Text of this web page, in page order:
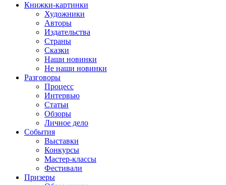
Книжки-картинки
Художники
Авторы
Издательства
Страны
Сказки
Наши новинки
Не наши новинки
Разговоры
Процесс
Интервью
Статьи
Обзоры
Личное дело
События
Выставки
Конкурсы
Мастер-классы
Фестивали
Призеры